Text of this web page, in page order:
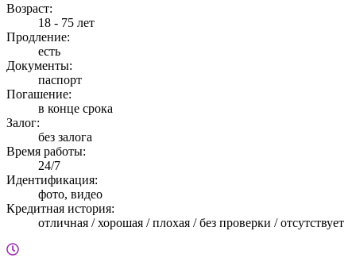
Возраст:
18 - 75 лет
Продление:
есть
Документы:
паспорт
Погашение:
в конце срока
Залог:
без залога
Время работы:
24/7
Идентификация:
фото, видео
Кредитная история:
отличная / хорошая / плохая / без проверки / отсутствует